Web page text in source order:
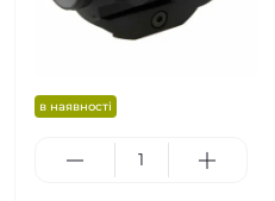
в наявності